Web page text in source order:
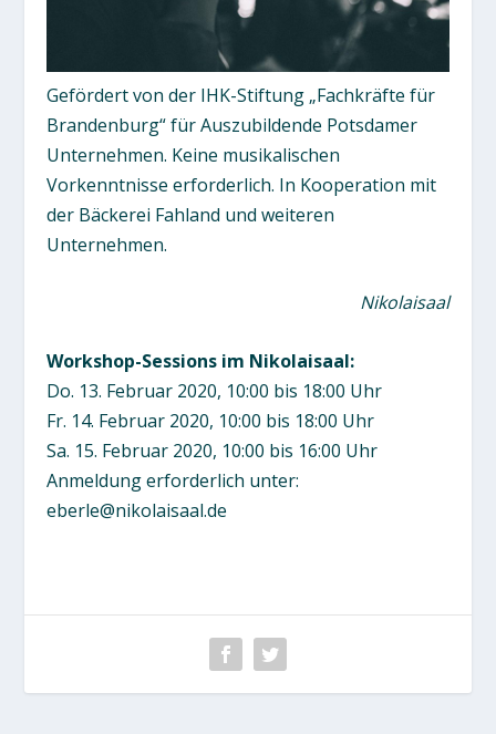
Gefördert von der IHK-Stiftung „Fachkräfte für
Brandenburg“ für Auszubildende Potsdamer
Unternehmen. Keine musikalischen
Vorkenntnisse erforderlich. In Kooperation mit
der Bäckerei Fahland und weiteren
Unternehmen.
Nikolaisaal
Workshop-Sessions im Nikolaisaal:
Do. 13. Februar 2020, 10:00 bis 18:00 Uhr
Fr. 14. Februar 2020, 10:00 bis 18:00 Uhr
Sa. 15. Februar 2020, 10:00 bis 16:00 Uhr
Anmeldung erforderlich unter:
eberle@nikolaisaal.de